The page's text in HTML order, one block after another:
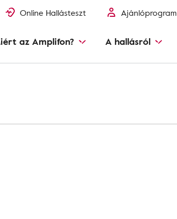
Online Hallásteszt Ajánlóprogram
az Amplifon? A hallásról